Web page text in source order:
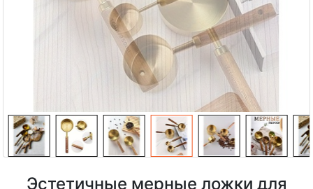
Эстетичные мерные ложки для